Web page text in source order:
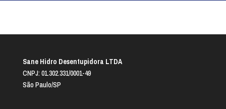
Sane Hidro Desentupidora LTDA
CNPJ: 01.302.331/0001-49
São Paulo/SP